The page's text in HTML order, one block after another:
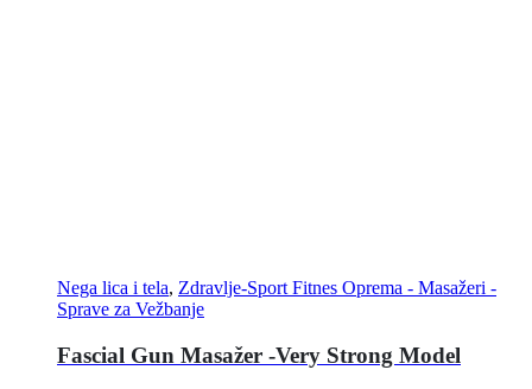
Nega lica i tela, Zdravlje-Sport Fitnes Oprema - Masažeri -
Sprave za Vežbanje
Fascial Gun Masažer -Very Strong Model